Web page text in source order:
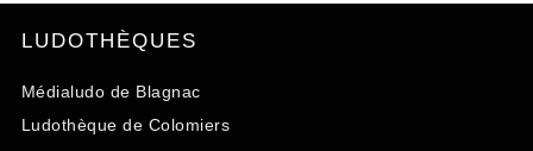
LUDOTHÈQUES
Médialudo de Blagnac
Ludothèque de Colomiers